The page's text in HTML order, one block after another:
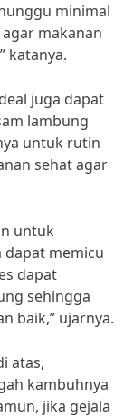
minimal
makanan
katanya.
juga dapat
lambung
untuk rutin
sehat agar
untuk
memicu
dapat
sehingga
baik,” ujarnya.
atas,
kambuhnya
jika gejala